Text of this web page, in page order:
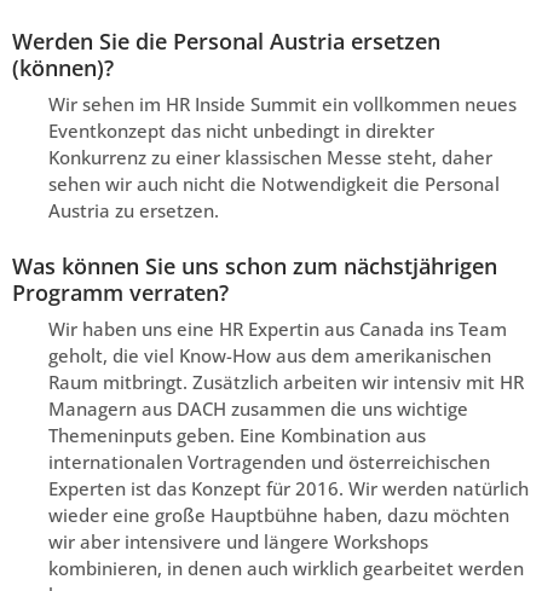
Werden Sie die Personal Austria ersetzen
(können)?
Wir sehen im HR Inside Summit ein vollkommen neues
Eventkonzept das nicht unbedingt in direkter
Konkurrenz zu einer klassischen Messe steht, daher
sehen wir auch nicht die Notwendigkeit die Personal
Austria zu ersetzen.
Was können Sie uns schon zum nächstjährigen
Programm verraten?
Wir haben uns eine HR Expertin aus Canada ins Team
geholt, die viel Know-How aus dem amerikanischen
Raum mitbringt. Zusätzlich arbeiten wir intensiv mit HR
Managern aus DACH zusammen die uns wichtige
Themeninputs geben. Eine Kombination aus
internationalen Vortragenden und österreichischen
Experten ist das Konzept für 2016. Wir werden natürlich
wieder eine große Hauptbühne haben, dazu möchten
wir aber intensivere und längere Workshops
kombinieren, in denen auch wirklich gearbeitet werden